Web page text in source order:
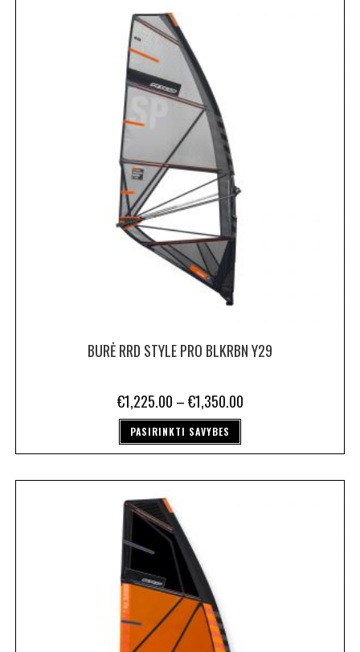
BURĖ RRD STYLE PRO BLKRBN Y29
€1,225.00 –€1,350.00
PASIRINKTI SAVYBES